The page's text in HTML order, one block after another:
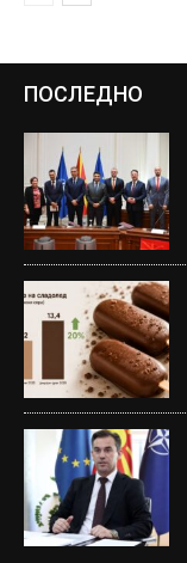
ПОСЛЕДНО